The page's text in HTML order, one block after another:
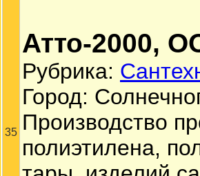
35
Атто-2000,
Рубрика:
Город:
Производство
полиэтилена,